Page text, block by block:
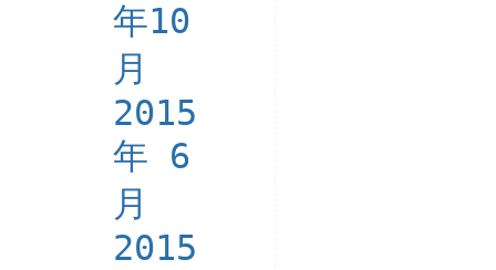
年10
月
2015
年 6
月
2015